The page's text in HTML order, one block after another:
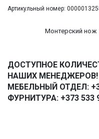
Артикульный номер:
Монтерский нож
ДОСТУПНОЕ
НАШИХ МЕНЕДЖЕРОВ!
МЕБЕЛЬНЫЙ ОТДЕЛ:
ФУРНИТУРА: +373 533